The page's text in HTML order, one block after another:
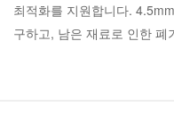
최적화를 지원합니다.
구하고, 남은 재료로 인한